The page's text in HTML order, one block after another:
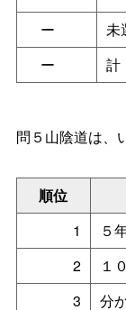
ー
未
ー
計
問５山陰道は、
順位
1
５
2
１
3
分